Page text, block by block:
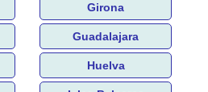
Girona
Guadalajara
Huelva